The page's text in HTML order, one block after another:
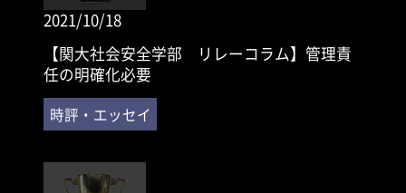
2021/10/18
【関大社会安全学部 リレーコラム】管理責
任の明確化必要